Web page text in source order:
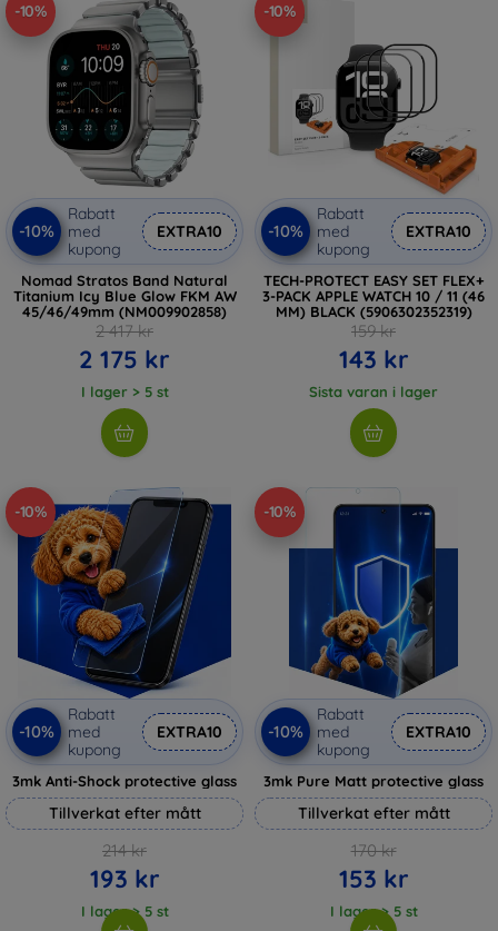
-10%
-10%
Rabatt
med
kupong
EXTRA10
Nomad Stratos Band Natural
Titanium Icy Blue Glow FKM AW
45/46/49mm (NM009902858)
2 417 kr
2 175 kr
I lager > 5 st
-10%
-10%
Rabatt
med
kupong
EXTRA10
TECH-PROTECT EASY SET FLEX+
3-PACK APPLE WATCH 10 / 11 (46
MM) BLACK (5906302352319)
159 kr
143 kr
Sista varan i lager
-10%
-10%
Rabatt
med
kupong
EXTRA10
3mk Anti-Shock protective glass
Tillverkat efter mått
214 kr
193 kr
I lager > 5 st
-10%
-10%
Rabatt
med
kupong
EXTRA10
3mk Pure Matt protective glass
Tillverkat efter mått
170 kr
153 kr
I lager > 5 st